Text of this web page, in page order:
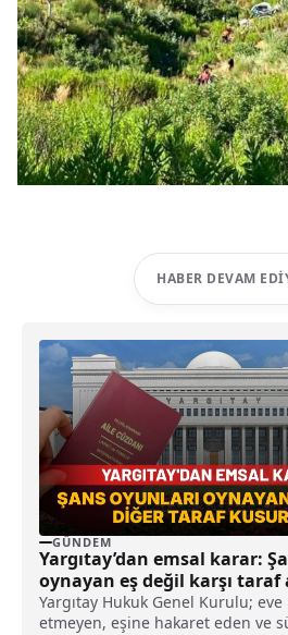
HABER DEVAM
GÜNDEM
Yargıtay’dan emsal karar:
oynayan eş değil karşı taraf
kusurlu sayıldı
Yargıtay Hukuk Genel Kurulu;
etmeyen, eşine hakaret eden ve